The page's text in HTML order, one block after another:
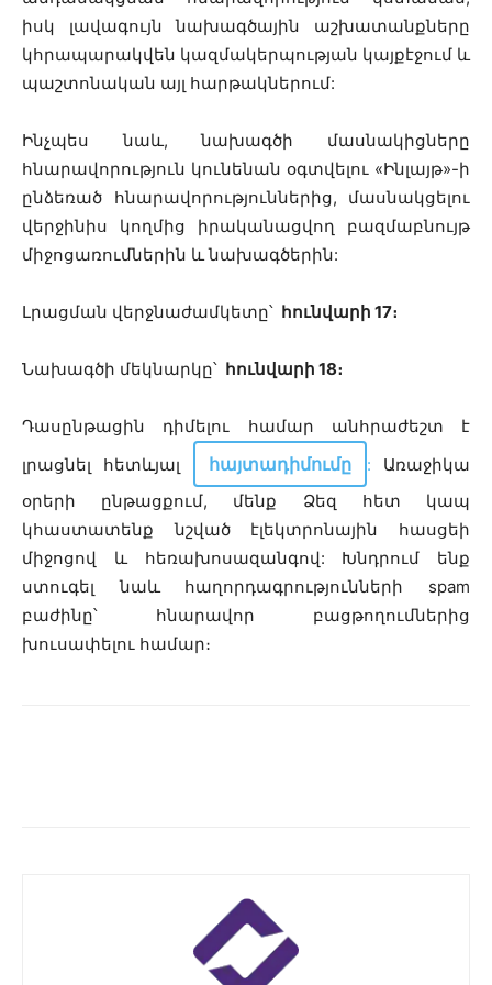
իսկ լավագույն նախագծային աշխատանքները
կհրապարակվեն կազմակերպության կայքէջում և
պաշտոնական այլ հարթակներում:
Ինչպես նաև, նախագծի մասնակիցները
հնարավորություն կունենան օգտվելու «Ինլայթ»-ի
ընձեռած հնարավորություններից, մասնակցելու
վերջինիս կողմից իրականացվող բազմաբնույթ
միջոցառումներին և նախագծերին:
Լրացման վերջնաժամկետը՝ հունվարի 17։
Նախագծի մեկնարկը՝ հունվարի 18։
Դասընթացին դիմելու համար անհրաժեշտ է
լրացնել հետևյալ
հայտադիմումը : Առաջիկա
օրերի ընթացքում, մենք Ձեզ հետ կապ
կհաստատենք նշված էլեկտրոնային հասցեի
միջոցով և հեռախոսազանգով: Խնդրում ենք
ստուգել նաև հաղորդագրությունների spam
բաժինը՝ հնարավոր բացթողումներից
խուսափելու համար։